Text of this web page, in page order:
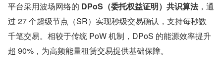
平台采用波场网络的 DPoS（委托权益证明）共识算法，通
过 27 个超级节点（SR）实现秒级交易确认，支持每秒数
千笔交易。相较于传统 PoW 机制，DPoS 的能源效率提升
超 90%，为高频能量租赁交易提供基础保障。